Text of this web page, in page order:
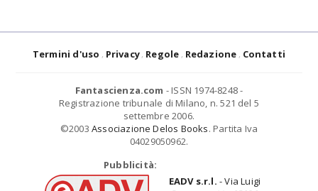
Termini d'uso Privacy Regole Redazione Contatti
Fantascienza.com - ISSN 1974-8248 -
Registrazione tribunale di Milano, n. 521 del 5
settembre 2006.
©2003 Associazione Delos Books. Partita Iva
04029050962.
Pubblicità:
EADV s.r.l. - Via Luigi